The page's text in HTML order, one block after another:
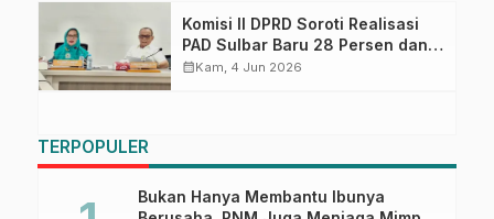
Komisi II DPRD Soroti Realisasi
PAD Sulbar Baru 28 Persen dan
Pelaksanaan Program APBD
calendar_monthKam, 4 Jun 2026
TERPOPULER
Bukan Hanya Membantu Ibunya